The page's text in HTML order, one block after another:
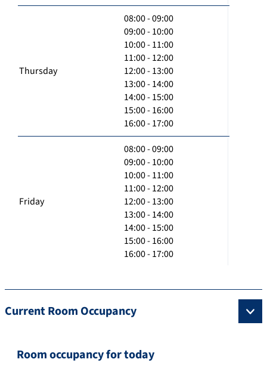
Thursday
08:00 - 09:00
09:00 - 10:00
10:00 - 11:00
11:00 - 12:00
12:00 - 13:00
13:00 - 14:00
14:00 - 15:00
15:00 - 16:00
16:00 - 17:00
Friday
08:00 - 09:00
09:00 - 10:00
10:00 - 11:00
11:00 - 12:00
12:00 - 13:00
13:00 - 14:00
14:00 - 15:00
15:00 - 16:00
16:00 - 17:00
Current Room Occupancy
Room occupancy for today